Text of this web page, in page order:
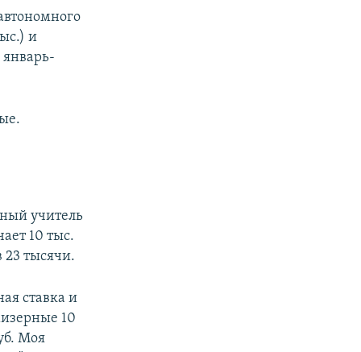
и
январь-
учитель
10 тыс.
23 тысячи.
ставка и
10
Моя